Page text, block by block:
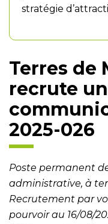
stratégie
Terres de
recrute
2025-026
Poste permanent
administrative, à
Recrutement par
pourvoir au 16/08/